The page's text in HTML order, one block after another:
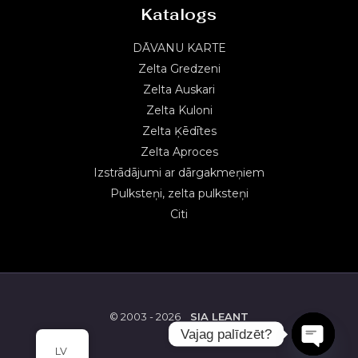
Katalogs
DĀVANU KARTE
Zelta Gredzeni
Zelta Auskari
Zelta Kuloni
Zelta Ķēdītes
Zelta Aproces
Izstrādājumi ar dārgakmeņiem
Pulksteņi, zelta pulksteņi
Citi
© 2003 - 2026 SIA LEANT
LV
Vajag palīdzēt?